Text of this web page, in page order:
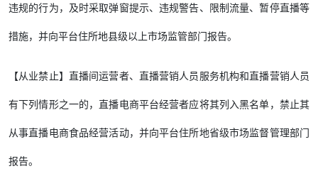
违规的行为，及时采取弹窗提示、违规警告、限制流量、暂停直播等
措施，并向平台住所地县级以上市场监管部门报告。
【从业禁止】直播间运营者、直播营销人员服务机构和直播营销人员
有下列情形之一的，直播电商平台经营者应将其列入黑名单，禁止其
从事直播电商食品经营活动，并向平台住所地省级市场监督管理部门
报告。